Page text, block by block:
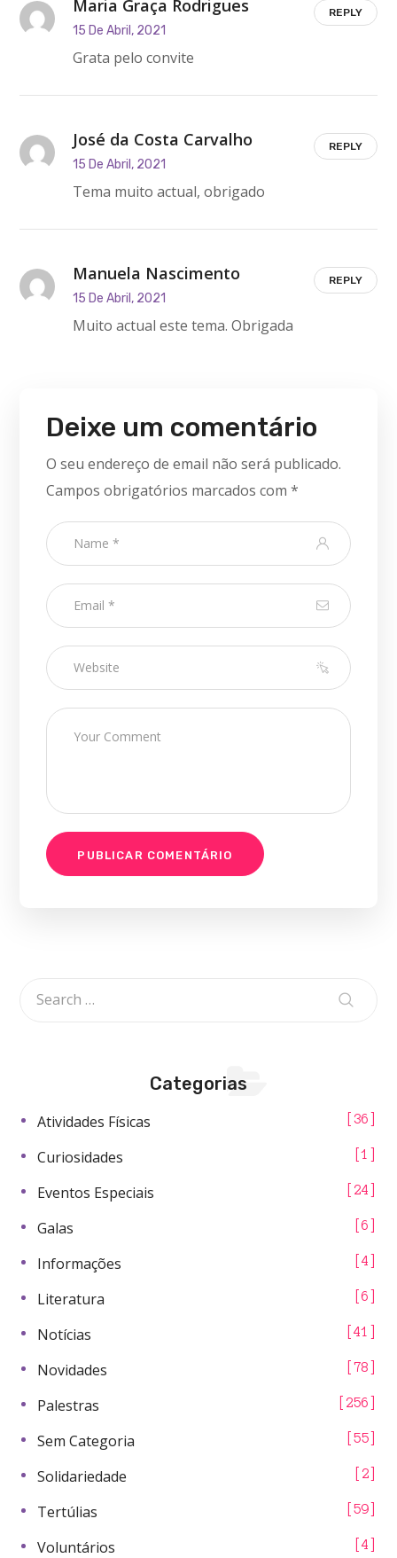
Maria Graça Rodrigues
15 De Abril, 2021
Grata pelo convite
REPLY
José da Costa Carvalho
15 De Abril, 2021
Tema muito actual, obrigado
REPLY
Manuela Nascimento
15 De Abril, 2021
Muito actual este tema. Obrigada
REPLY
Deixe um comentário
O seu endereço de email não será publicado.
Campos obrigatórios marcados com*
Categorias
Atividades Físicas 36
Curiosidades 1
Eventos Especiais 24
Galas 6
Informações 4
Literatura 6
Notícias 41
Novidades 78
Palestras 256
Sem Categoria 55
Solidariedade 2
Tertúlias 59
Voluntários 4